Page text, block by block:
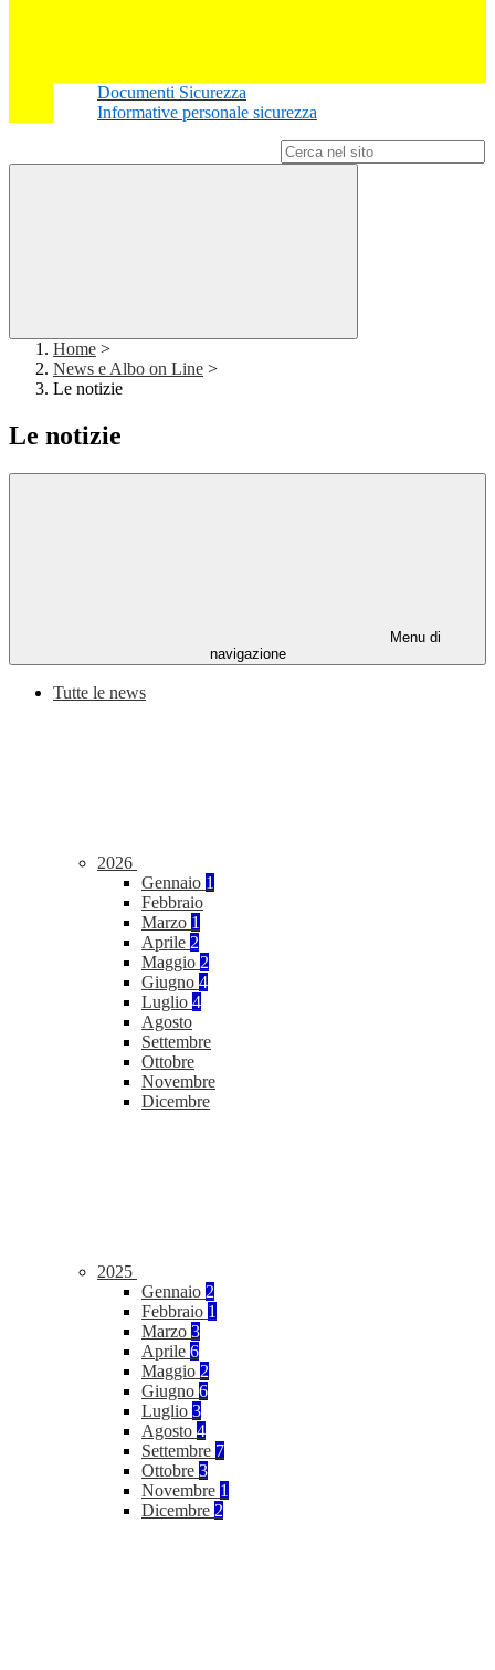
Documenti Sicurezza
Informative personale sicurezza
Home >
News e Albo on Line >
Le notizie
Le notizie
Menu di
navigazione
Tutte le news
2026
Gennaio 1
Febbraio
Marzo 1
Aprile 2
Maggio 2
Giugno 4
Luglio 4
Agosto
Settembre
Ottobre
Novembre
Dicembre
2025
Gennaio 2
Febbraio 1
Marzo 3
Aprile 6
Maggio 2
Giugno 6
Luglio 3
Agosto 4
Settembre 7
Ottobre 3
Novembre 1
Dicembre 2